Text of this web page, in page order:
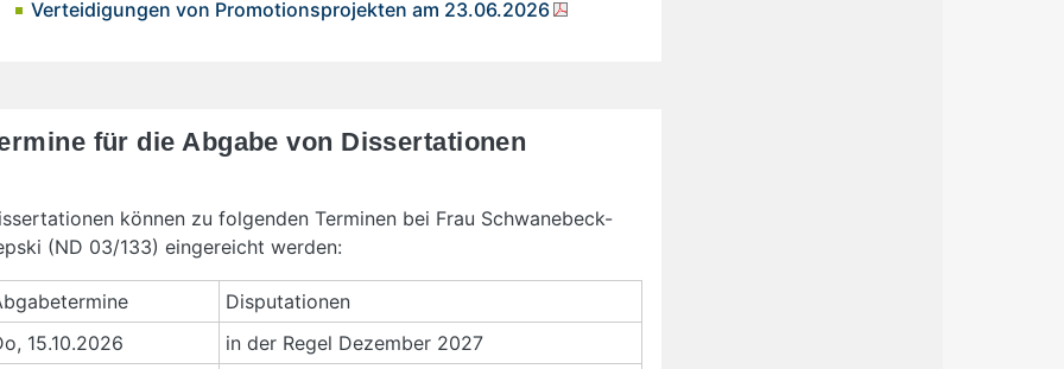
Verteidigungen von Promotionsprojekten am 23.06.2026
für die Abgabe von Dissertationen
können zu folgenden Terminen bei Frau Schwanebeck-
(ND 03/133) eingereicht werden:
Disputationen
15.10.2026
in der Regel Dezember 2027